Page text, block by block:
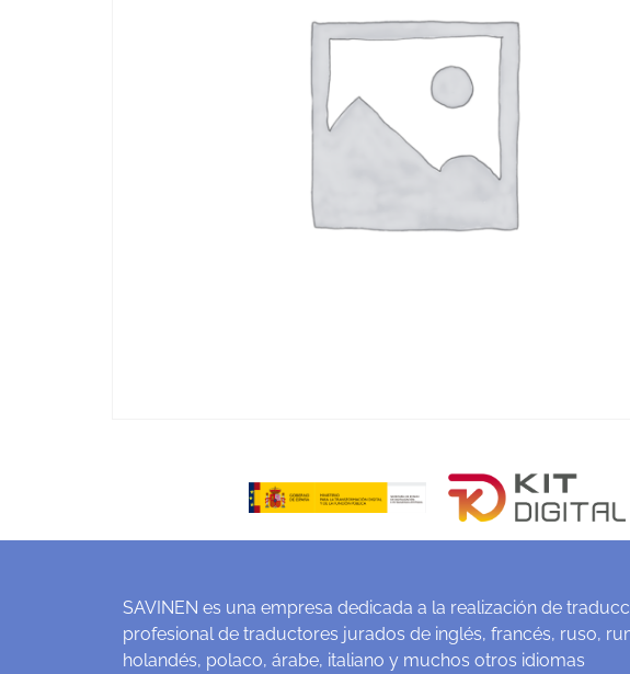
SAVINEN es una empresa dedicada a la realización de
profesional de traductores jurados de inglés, francés, ruso,
holandés, polaco, árabe, italiano y muchos otros idiomas